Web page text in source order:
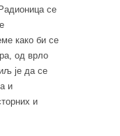
се
како би се
од врло
је да се
и
и